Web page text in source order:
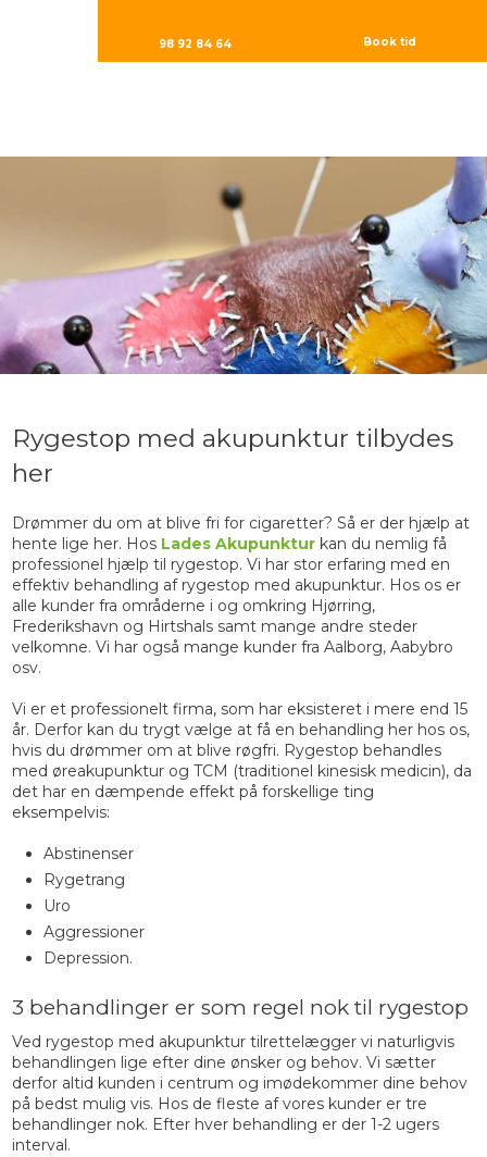
98 92 84 64 Book tid
Rygestop med akupunktur tilbydes
her
Drømmer du om at blive fri for cigaretter? Så er der hjælp at
hente lige her. Hos Lades Akupunkturkan du nemlig få
professionel hjælp til rygestop. Vi har stor erfaring med en
effektiv behandling af rygestop med akupunktur. Hos os er
alle kunder fra områderne i og omkring Hjørring,
Frederikshavn og Hirtshals samt mange andre steder
velkomne. Vi har også mange kunder fra Aalborg, Aabybro
osv.
Vi er et professionelt firma, som har eksisteret i mere end 15
år. Derfor kan du trygt vælge at få en behandling her hos os,
hvis du drømmer om at blive røgfri. Rygestop behandles
med øreakupunktur og TCM (traditionel kinesisk medicin), da
det har en dæmpende effekt på forskellige ting
eksempelvis:
Abstinenser
Rygetrang
Uro
Aggressioner
Depression.
3 behandlinger er som regel nok til rygestop
Ved rygestop med akupunktur tilrettelægger vi naturligvis
behandlingen lige efter dine ønsker og behov. Vi sætter
derfor altid kunden i centrum og imødekommer dine behov
på bedst mulig vis. Hos de fleste af vores kunder er tre
behandlinger nok. Efter hver behandling er der 1-2 ugers
interval.